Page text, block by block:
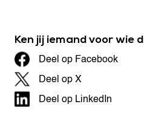
Ken jij iemand voor wie
Deel op Facebook
Deel op X
Deel op LinkedIn